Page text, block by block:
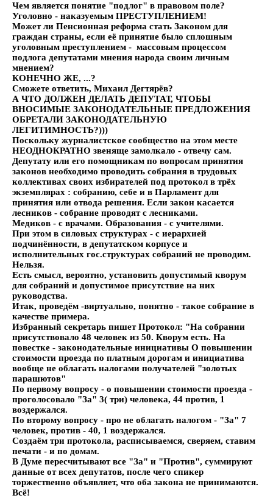
Чем является понятие "подлог" в правовом поле?
Уголовно - наказуемым ПРЕСТУПЛЕНИЕМ!
Может ли Пенсионная реформа стать Законом для
граждан страны, если её принятие было сплошным
уголовным преступлением - массовым процессом
подлога депутатами мнения народа своим личным
мнением?
КОНЕЧНО ЖЕ, ...?
Сможете ответить, Михаил Дегтярёв?
А ЧТО ДОЛЖЕН ДЕЛАТЬ ДЕПУТАТ, ЧТОБЫ
ВНОСИМЫЕ ЗАКОНОДАТЕЛЬНЫЕ ПРЕДЛОЖЕНИЯ
ОБРЕТАЛИ ЗАКОНОДАТЕЛЬНУЮ
ЛЕГИТИМНОСТЬ?)))
Поскольку журналистское сообщество на этом месте
НЕОДНОКРАТНО звеняще замолкало - отвечу сам.
Депутату или его помощникам по вопросам принятия
законов необходимо проводить собрания в трудовых
коллективах своих избирателей под протокол в трёх
экземплярах : собранию, себе и в Парламент для
принятия или отвода решения. Если закон касается
лесников - собрание проводят с лесниками.
Медиков - с врачами. Образования - с учителями.
При этом в силовых структурах - с иерархией
подчинённости, в депутатском корпусе и
исполнительных гос.структурах собраний не проводим.
Нельзя.
Есть смысл, вероятно, установить допустимый кворум
для собраний и допустимое присутствие на них
руководства.
Итак, проведём -виртуально, понятно - такое собрание в
качестве примера.
Избранный секретарь пишет Протокол: "На собрании
присутствовало 48 человек из 50. Кворум есть. На
повестке - законодательные инициативы О повышении
стоимости проезда по платным дорогам и инициатива
вообще не облагать налогами получателей "золотых
парашютов"
По первому вопросу - о повышении стоимости проезда -
проголосовало "За" 3( три) человека, 44 против, 1
воздержался.
По второму вопросу - про не облагать налогом - "За" 7
человек, против - 40, 1 воздержался.
Создаём три протокола, расписываемся, сверяем, ставим
печати - и по домам.
В Думе пересчитывают все "За" и "Против", суммируют
данные от всех депутатов, после чего спикер
торжественно объявляет, что оба закона не принимаются.
Всё!